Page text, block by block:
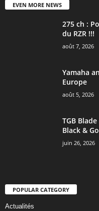
EVEN MORE NEWS
275 ch :
du RZR !!!
août 7, 2026
Yamaha
Europe
août 5, 2026
TGB
Black &
juin 26, 2026
POPULAR CATEGORY
Actualités